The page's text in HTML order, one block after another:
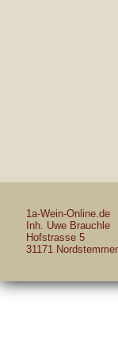
1a-Wein-Online.de
Inh. Uwe Brauchle
Hofstrasse 5
31171